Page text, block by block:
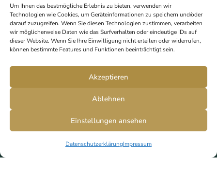
Um Ihnen das bestmögliche Erlebnis zu bieten, verwenden wir
Technologien wie Cookies, um Geräteinformationen zu speichern und/oder
darauf zuzugreifen. Wenn Sie diesen Technologien zustimmen, verarbeiten
wir möglicherweise Daten wie das Surfverhalten oder eindeutige IDs auf
dieser Website. Wenn Sie Ihre Einwilligung nicht erteilen oder widerrufen,
können bestimmte Features und Funktionen beeinträchtigt sein.
Akzeptieren
Ablehnen
Einstellungen ansehen
DatenschutzerklärungImpressum
Datenschutzerklärung·Impressum·
Kontakt· FAQ·AGB
Stock rechts
+43 650 740 32 10
info@zala-wonders.com